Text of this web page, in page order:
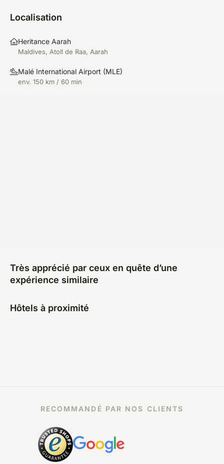
Localisation
Heritance Aarah
Maldives, Atoll de Raa, Aarah
Malé International Airport (MLE)
env. 150 km / 60 min
Très apprécié par ceux en quête d’une
expérience similaire
Hôtels à proximité
RECOMMANDÉ PAR NOS CLIENTS